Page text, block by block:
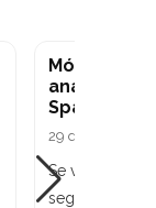
Módulo
analógico
Sparkfun
29 de julho de
Se você
seguidor de